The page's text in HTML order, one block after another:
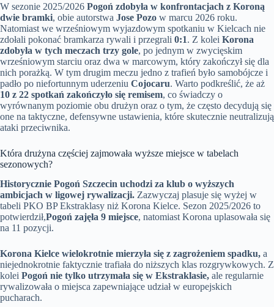
W sezonie 2025/2026 Pogoń zdobyła w konfrontacjach z Koroną
dwie bramki, obie autorstwa Jose Pozo w marcu 2026 roku.
Natomiast we wrześniowym wyjazdowym spotkaniu w Kielcach nie
zdołali pokonać bramkarza rywali i przegrali 0:1. Z kolei Korona
zdobyła w tych meczach trzy gole, po jednym w zwycięskim
wrześniowym starciu oraz dwa w marcowym, który zakończył się dla
nich porażką. W tym drugim meczu jedno z trafień było samobójcze i
padło po niefortunnym uderzeniu Cojocaru. Warto podkreślić, że aż
10 z 22 spotkań zakończyło się remisem, co świadczy o
wyrównanym poziomie obu drużyn oraz o tym, że często decydują się
one na taktyczne, defensywne ustawienia, które skutecznie neutralizują
ataki przeciwnika.
Która drużyna częściej zajmowała wyższe miejsce w tabelach
sezonowych?
Historycznie Pogoń Szczecin uchodzi za klub o wyższych
ambicjach w ligowej rywalizacji. Zazwyczaj plasuje się wyżej w
tabeli PKO BP Ekstraklasy niż Korona Kielce. Sezon 2025/2026 to
potwierdził,Pogoń zajęła 9 miejsce, natomiast Korona uplasowała się
na 11 pozycji.
Korona Kielce wielokrotnie mierzyła się z zagrożeniem spadku, a
niejednokrotnie faktycznie trafiała do niższych klas rozgrywkowych. Z
kolei Pogoń nie tylko utrzymała się w Ekstraklasie, ale regularnie
rywalizowała o miejsca zapewniające udział w europejskich
pucharach.